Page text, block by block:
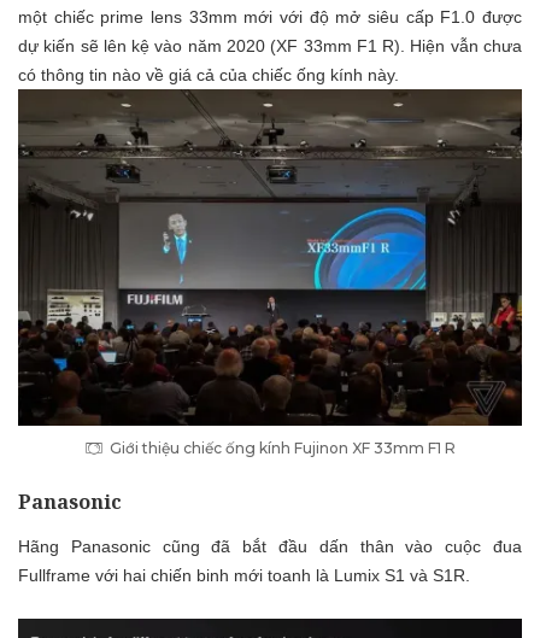
một chiếc prime lens 33mm mới với độ mở siêu cấp F1.0 được
dự kiến sẽ lên kệ vào năm 2020 (XF 33mm F1 R). Hiện vẫn chưa
có thông tin nào về giá cả của chiếc ống kính này.
Giới thiệu chiếc ống kính Fujinon XF 33mm F1 R
Panasonic
Hãng Panasonic cũng đã bắt đầu dấn thân vào cuộc đua
Fullframe với hai chiến binh mới toanh là Lumix S1 và S1R.